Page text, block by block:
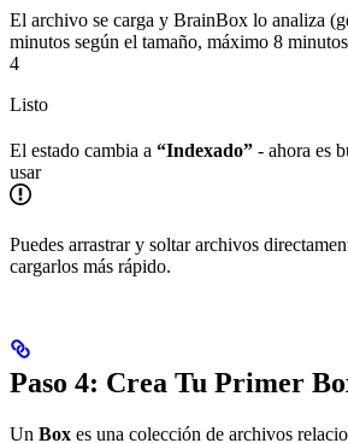
El archivo se carga y BrainBox lo analiza
minutos según el tamaño, máximo 8
4
Listo
El estado cambia a “Indexado” - ahora es
usar
Puedes arrastrar y soltar archivos
cargarlos más rápido.
Paso 4: Crea Tu Primer
Un Box es una colección de archivos